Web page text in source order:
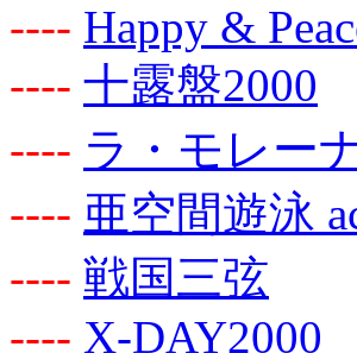
---- Happy &
---- 十露盤2000
---- ラ・モレー
---- 亜空間遊泳
---- 戦国三弦
---- X-DAY2000